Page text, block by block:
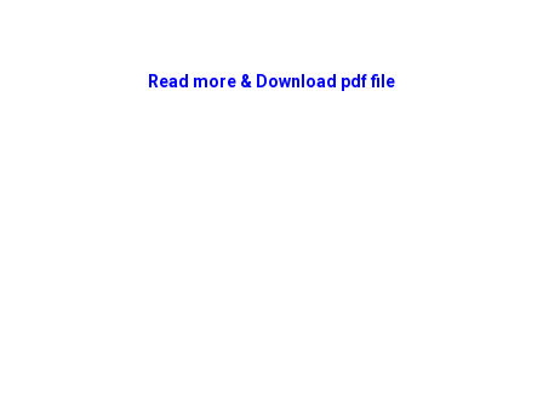
Read more & Download pdf file